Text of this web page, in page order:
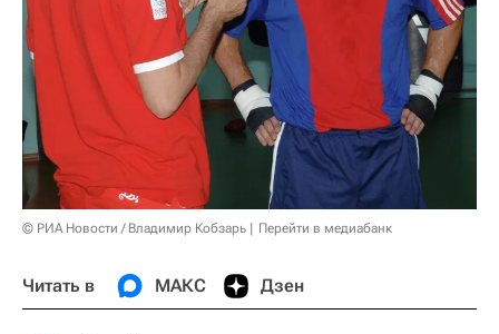
© РИА Новости / Владимир Кобзарь Перейти в медиабанк
Читать в МАКС Дзен